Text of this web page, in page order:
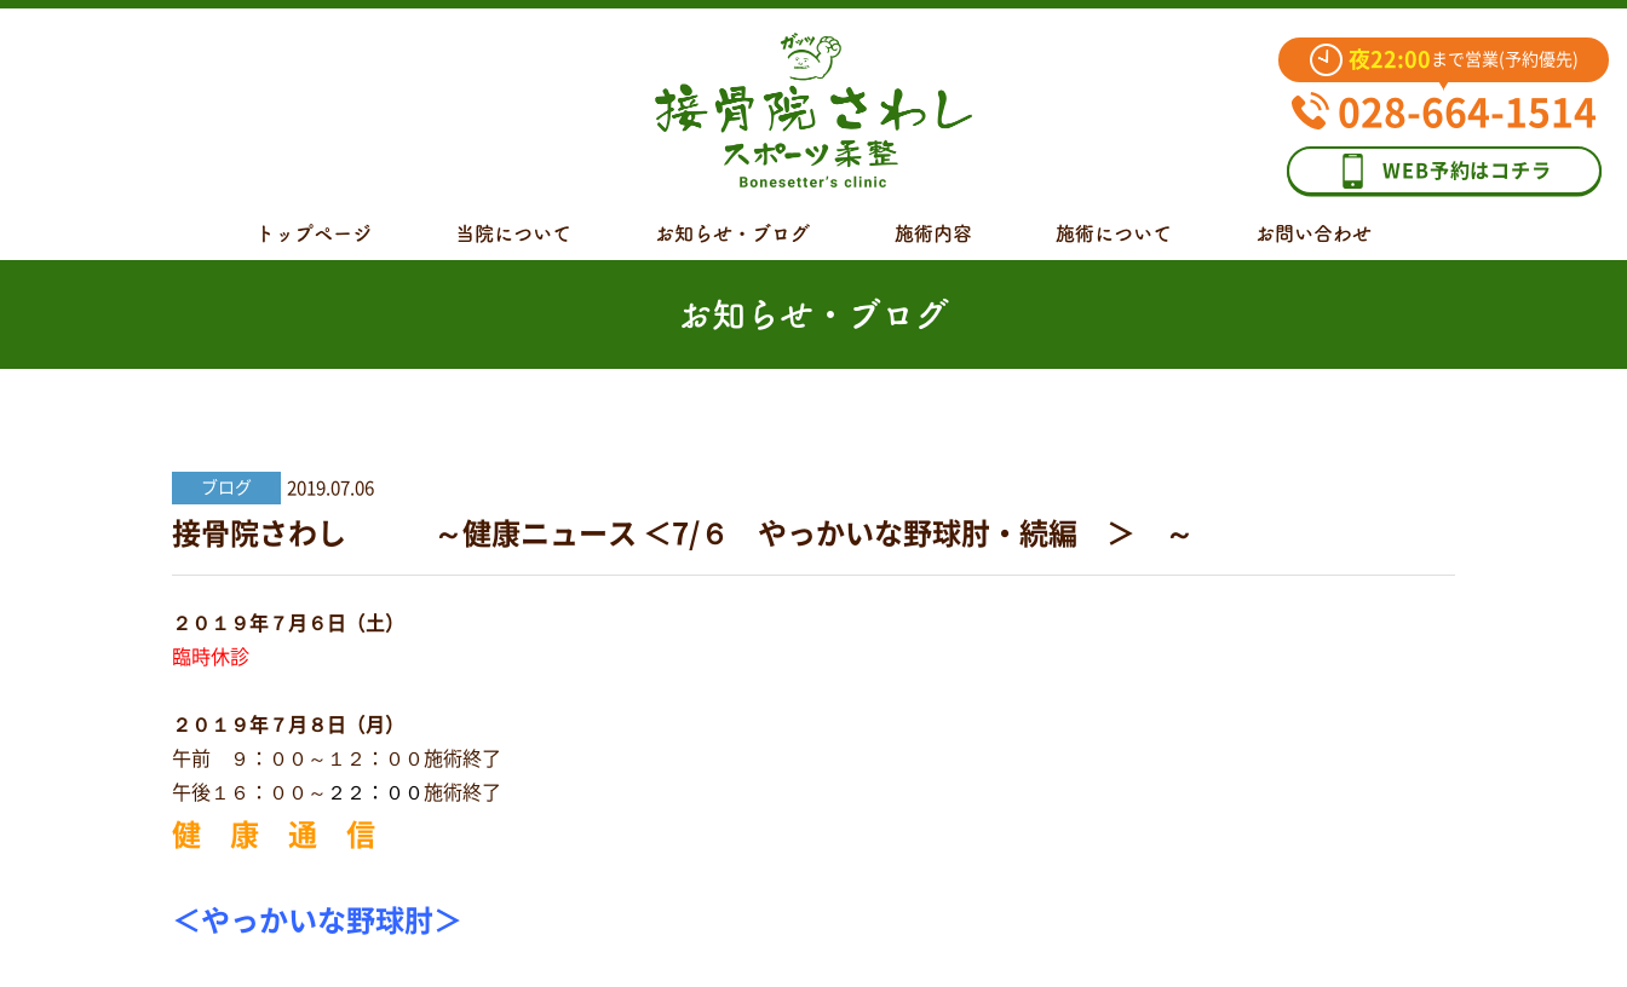
夜22:00 まで営業(予約優先)
028-664-1514
WEB予約はコチラ
トップページ 当院について お知らせ・ブログ 施術内容 施術について お問い合わせ
お知らせ・ブログ
ブログ 2019.07.06
接骨院さわし ～健康ニュース ＜7/６ やっかいな野球肘・続編 ＞ ～
２０１９年７月６日（土）
臨時休診
２０１９年７月８日（月）
午前 ９：００～１２：００施術終了
午後１６：００～ ２２：００施術終了
健 康 通 信
＜やっかいな野球肘＞